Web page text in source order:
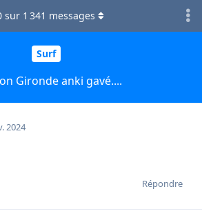
Surf
Gironde anki gavé....
sur 1 341 messages
2024
Répondre